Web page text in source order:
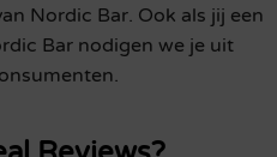
Nordic Bar. Ook als jij een
Bar nodigen we je uit